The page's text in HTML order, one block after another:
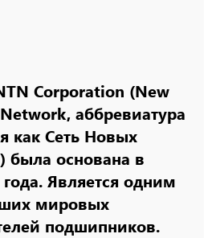
Corporation (New
аббревиатура
как Сеть Новых
была основана в
Является одним
мировых
подшипников.